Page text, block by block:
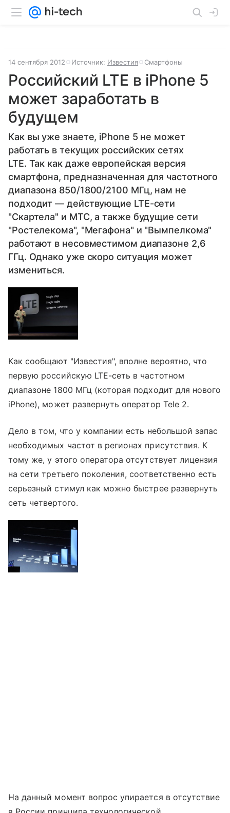
14 сентября 2012 Источник: Известия Смартфоны
Российский LTE в iPhone 5
может заработать в
будущем
Как вы уже знаете, iPhone 5 не может
работать в текущих российских сетях
LTE. Так как даже европейская версия
смартфона, предназначенная для частотного
диапазона 850/1800/2100 МГц, нам не
подходит — действующие LTE-сети
"Скартела" и МТС, а также будущие сети
"Ростелекома", "Мегафона" и "Вымпелкома"
работают в несовместимом диапазоне 2,6
ГГц. Однако уже скоро ситуация может
измениться.
Как сообщают "Известия", вполне вероятно, что
первую российскую LTE-сеть в частотном
диапазоне 1800 МГц (которая подходит для нового
iPhone), может развернуть оператор Tele 2.
Дело в том, что у компании есть небольшой запас
необходимых частот в регионах присутствия. К
тому же, у этого оператора отсутствует лицензия
на сети третьего поколения, соответственно есть
серьезный стимул как можно быстрее развернуть
сеть четвертого.
На данный момент вопрос упирается в отсутствие